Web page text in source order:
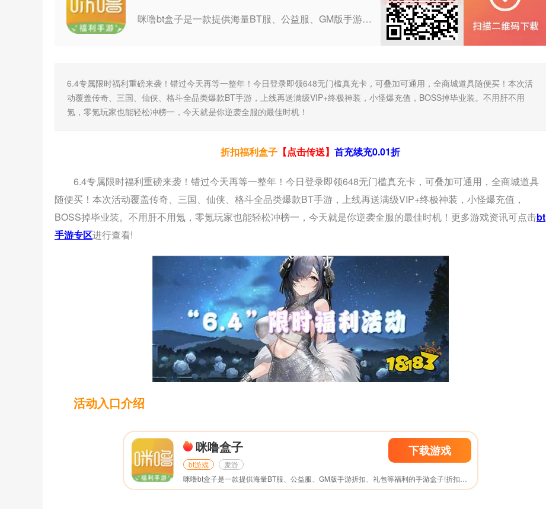
咪噜bt盒子是一款提供海量BT服、公益服、GM版手游折扣、礼包等福利的手游盒子!折扣手游，任意金额3折起!24小时即充即返，自动打折，终生折扣!
6.4专属限时福利重磅来袭！错过今天再等一整年！今日登录即领648无门槛真充卡，可叠加可通用，全商城道具随便买！本次活
动覆盖传奇、三国、仙侠、格斗全品类爆款BT手游，上线再送满级VIP+终极神装，小怪爆充值，BOSS掉毕业装。不用肝不用
氪，零氪玩家也能轻松冲榜一，今天就是你逆袭全服的最佳时机！
折扣福利盒子【点击传送】 首充续充0.01折
6.4专属限时福利重磅来袭！错过今天再等一整年！今日登录即领648无门槛真充卡，可叠加可通用，全商城道具
随便买！本次活动覆盖传奇、三国、仙侠、格斗全品类爆款BT手游，上线再送满级VIP+终极神装，小怪爆充值，
BOSS掉毕业装。不用肝不用氪，零氪玩家也能轻松冲榜一，今天就是你逆袭全服的最佳时机！更多游戏资讯可点击bt
手游专区进行查看!
活动入口介绍
咪噜盒子
bt游戏 麦游
下载游戏